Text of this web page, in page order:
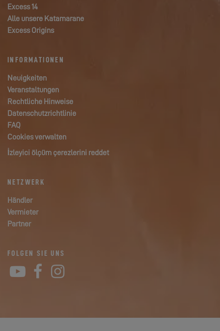
Excess 14
Alle unsere Katamarane
Excess Origins
INFORMATIONEN
Neuigkeiten
Veranstaltungen
Rechtliche Hinweise
Datenschutzrichtlinie
FAQ
Cookies verwalten
İzleyici ölçüm çerezlerini reddet
NETZWERK
Händler
Vermieter
Partner
FOLGEN SIE UNS
YouTube
Facebook
Instagram